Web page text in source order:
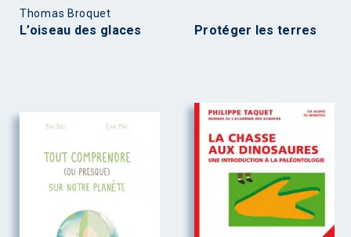
Thomas Broquet
L’oiseau des glaces Protéger les terres